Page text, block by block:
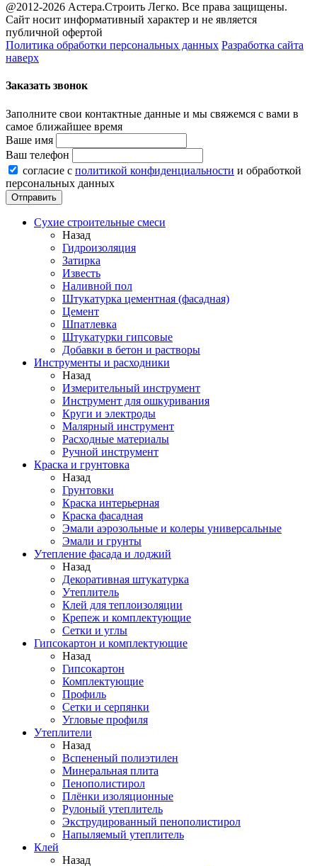
@2012-2026 Астера.Строить Легко. Все права защищены.
Сайт носит информативный характер и не является
публичной офертой
Политика обработки персональных данных Разработка сайта
наверх
Заказать звонок
Заполните свои контактные данные и мы свяжемся с вами в
самое ближайшее время
Ваше имя
Ваш телефон
согласие с политикой конфиденциальности и обработкой
персональных данных
Сухие строительные смеси
Назад
Гидроизоляция
Затирка
Известь
Наливной пол
Штукатурка цементная (фасадная)
Цемент
Шпатлевка
Штукатурки гипсовые
Добавки в бетон и растворы
Инструменты и расходники
Назад
Измерительный инструмент
Инструмент для ошкуривания
Круги и электроды
Малярный инструмент
Расходные материалы
Ручной инструмент
Краска и грунтовка
Назад
Грунтовки
Краска интерьерная
Краска фасадная
Эмали аэрозольные и колеры универсальные
Эмали и грунты
Утепление фасада и лоджий
Назад
Декоративная штукатурка
Утеплитель
Клей для теплоизоляции
Крепеж и комплектующие
Сетки и углы
Гипсокартон и комплектующие
Назад
Гипсокартон
Комплектующие
Профиль
Сетки и серпянки
Угловые профиля
Утеплители
Назад
Вспененый полиэтилен
Минеральная плита
Пенополистирол
Плёнки изоляционные
Рулоный утеплитель
Экструдированный пенополистирол
Напыляемый утеплитель
Клей
Назад